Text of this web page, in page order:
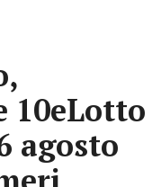
10eLotto
agosto